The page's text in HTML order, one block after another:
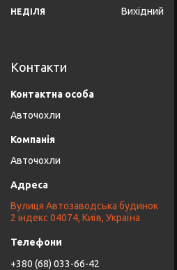
НЕДІЛЯ Вихідний
Контакти
Авточохли
Авточохли
Вулиця Автозаводська будинок
2 індекс 04074, Київ, Україна
+380 (68) 033-66-42